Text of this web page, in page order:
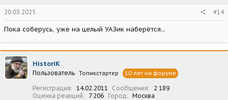
20.03.2025 #14
Пока соберусь, уже на целый УАЗик наберётся...
HistoriK
Пользователь Топикстартер 10 лет на форуме
Регистрация 14.02.2011 Сообщения
2 189
Оценка реакций
7 206 Город Москва